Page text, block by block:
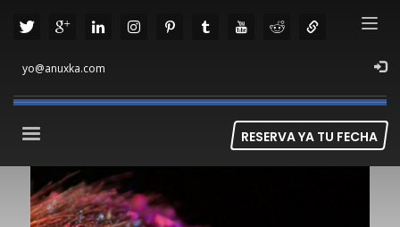
yo@anuxka.com
RESERVA YA TU FECHA